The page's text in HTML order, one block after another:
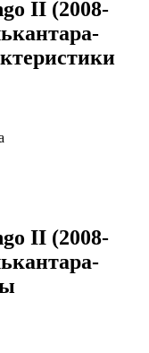
II (2008-
II (2008-